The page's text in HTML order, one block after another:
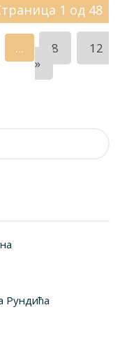
1 од 48
... 8
12
»
Рундића